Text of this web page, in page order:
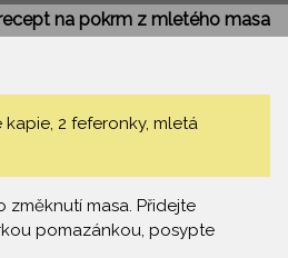
na pokrm z mletého masa
2 feferonky, mletá
masa. Přidejte
pomazánkou, posypte